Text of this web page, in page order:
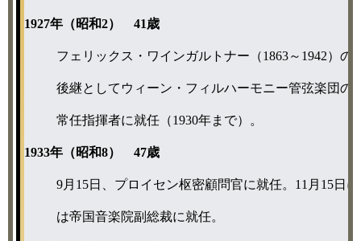
1927年（昭和2） 41歳
フェリックス・ワインガルトナー（1863～1942）の
後継としてウィーン・フィルハーモニー管弦楽団の
常任指揮者に就任（1930年まで）。
1933年（昭和8） 47歳
9月15日、プロイセン枢密顧問官に就任。11月15日に
は帝国音楽院副総裁に就任。